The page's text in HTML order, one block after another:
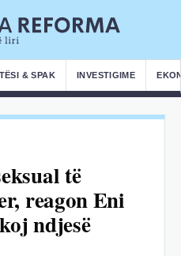
& SPAK INVESTIGIME
të
reagon Eni
ndjesë